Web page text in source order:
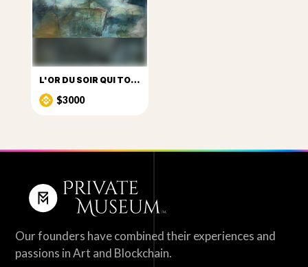
L'OR DU SOIR QUI TOMBE
$3000
Our founders have combined their experiences and
passions in Art and Blockchain.